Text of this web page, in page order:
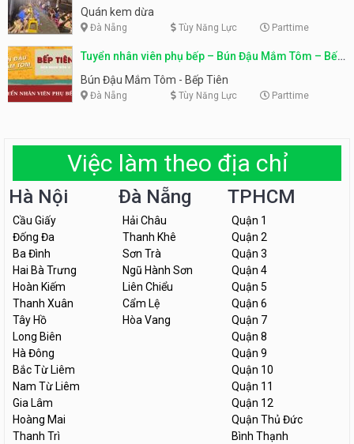
Quán kem dừa
Đà Nẵng Tùy Năng Lực Parttime
Tuyển nhân viên phụ bếp – Bún Đậu Mắm Tôm – Bếp
Tiên
Bún Đậu Mắm Tôm - Bếp Tiên
Đà Nẵng Tùy Năng Lực Parttime
Việc làm theo địa chỉ
Hà Nội
Cầu Giấy
Đống Đa
Ba Đình
Hai Bà Trưng
Hoàn Kiếm
Thanh Xuân
Tây Hồ
Long Biên
Hà Đông
Bắc Từ Liêm
Nam Từ Liêm
Gia Lâm
Hoàng Mai
Thanh Trì
Đà Nẵng
Hải Châu
Thanh Khê
Sơn Trà
Ngũ Hành Sơn
Liên Chiểu
Cẩm Lệ
Hòa Vang
TPHCM
Quận 1
Quận 2
Quận 3
Quận 4
Quận 5
Quận 6
Quận 7
Quận 8
Quận 9
Quận 10
Quận 11
Quận 12
Quận Thủ Đức
Bình Thạnh